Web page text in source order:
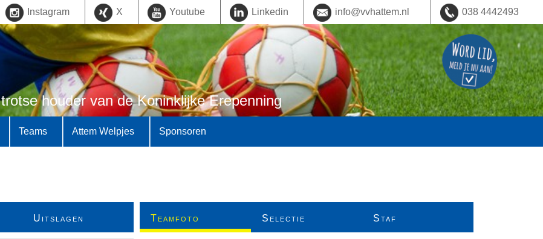
Instagram X Youtube Linkedin info@vvhattem.nl 038 4442493
trotse houder van de Koninklijke Erepenning
Teams Attem Welpjes Sponsoren
Uitslagen Teamfoto Selectie Staf